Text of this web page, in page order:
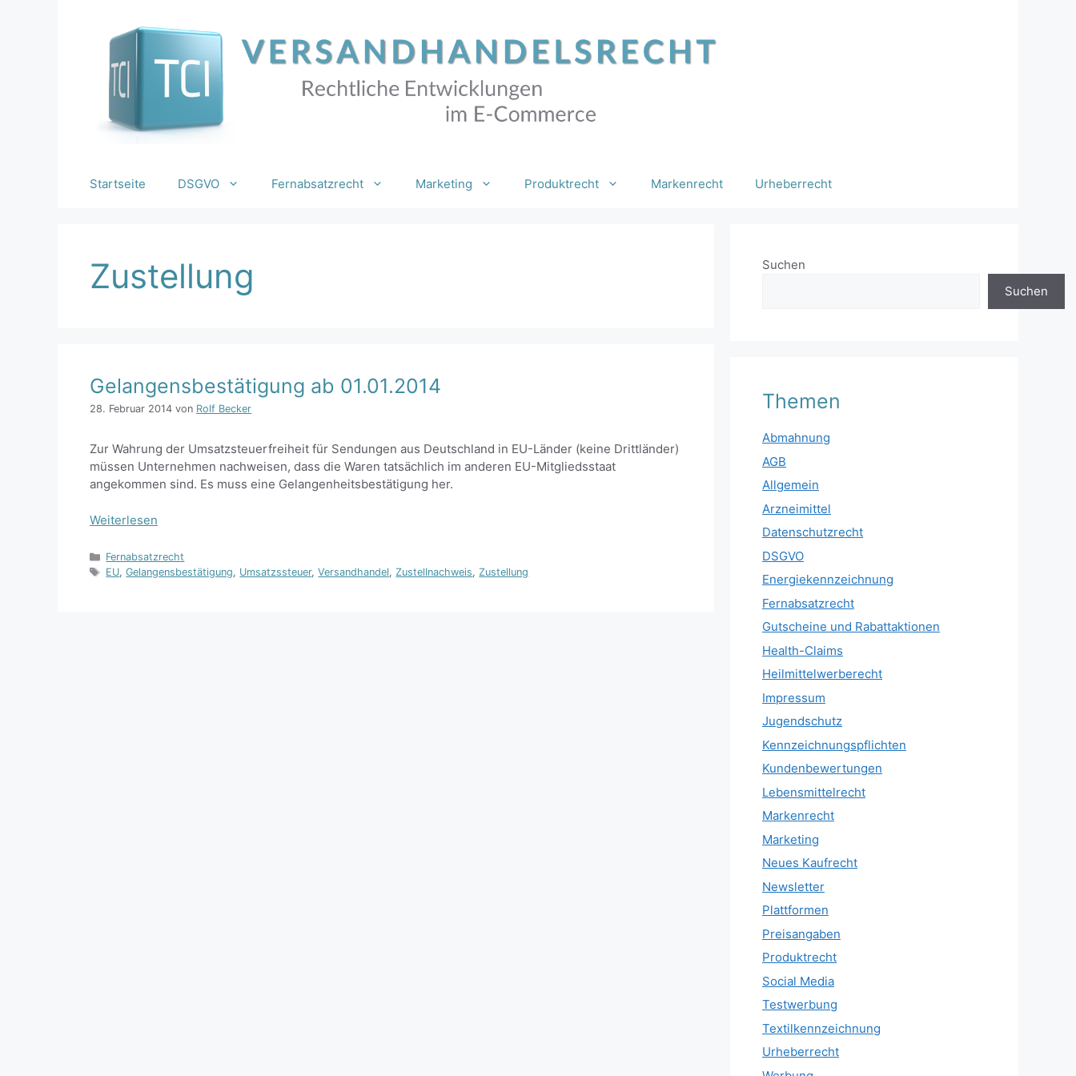
Startseite DSGVO Fernabsatzrecht Marketing Produktrecht Markenrecht Urheberrecht
Zustellung
Gelangensbestätigung ab 01.01.2014
28. Februar 2014 von Rolf Becker
Zur Wahrung der Umsatzsteuerfreiheit für Sendungen aus Deutschland in EU-Länder (keine Drittländer)
müssen Unternehmen nachweisen, dass die Waren tatsächlich im anderen EU-Mitgliedsstaat
angekommen sind. Es muss eine Gelangenheitsbestätigung her.
Weiterlesen
Kategorien
Fernabsatzrecht
Schlagwörter
EU,Gelangensbestätigung, Umsatzssteuer,Versandhandel,Zustellnachweis,Zustellung
Suchen
Suchen
Themen
Abmahnung
AGB
Allgemein
Arzneimittel
Datenschutzrecht
DSGVO
Energiekennzeichnung
Fernabsatzrecht
Gutscheine und Rabattaktionen
Health-Claims
Heilmittelwerberecht
Impressum
Jugendschutz
Kennzeichnungspflichten
Kundenbewertungen
Lebensmittelrecht
Markenrecht
Marketing
Neues Kaufrecht
Newsletter
Plattformen
Preisangaben
Produktrecht
Social Media
Testwerbung
Textilkennzeichnung
Urheberrecht